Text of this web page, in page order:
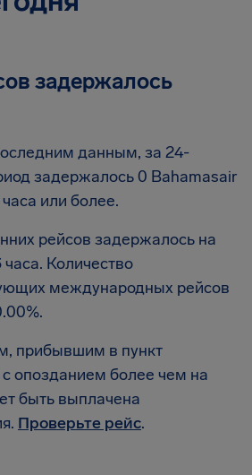
задержалось
данным, за 24-
задержалось 0 Bahamasair
или более.
рейсов задержалось на
Количество
международных рейсов
прибывшим в пункт
с опозданием более чем на
быть выплачена
Проверьте рейс.